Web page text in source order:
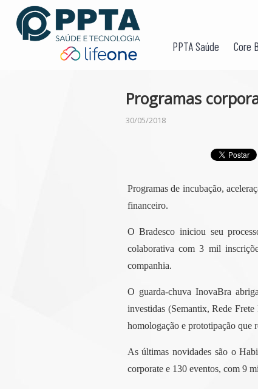
PPTA Saúde Core
Programas
30/05/2018
Programas de incubação,
financeiro.
O Bradesco iniciou seu
colaborativa com 3 mil
companhia.
O guarda-chuva InovaBra
investidas (Semantix, Rede
homologação e prototipação
As últimas novidades são o
corporate e 130 eventos, com 9